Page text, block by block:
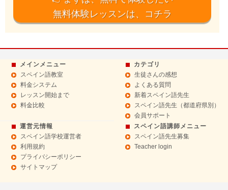
無料体験レッスンは、コチラ
メインメニュー
スペイン語教室
料金システム
レッスン開始まで
料金比較
カテゴリ
生徒さんの感想
よくある質問
新着スペイン語先生
スペイン語先生（都道府県別）
会員サポート
運営元情報
スペイン語学校運営者
利用規約
プライバシーポリシー
サイトマップ
スペイン語講師メニュー
スペイン語先生募集
Teacher login